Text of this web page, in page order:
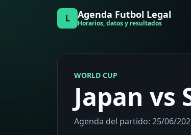
L Agenda Futbol Legal
Horarios, datos y resultados
WORLD CUP
Japan vs
Agenda del partido: 25/06/